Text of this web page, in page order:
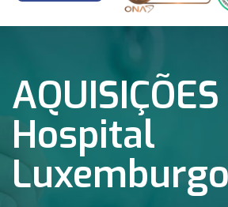
AQUISIÇÕES
Hospital
Luxemburgo